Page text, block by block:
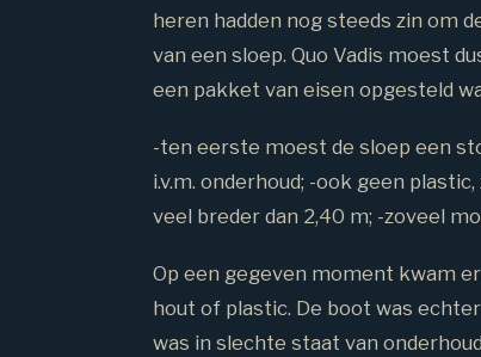
heren hadden nog steeds zin om
van een sloep. Quo Vadis moest
een pakket van eisen opgesteld
-ten eerste moest de sloep een
i.v.m. onderhoud; -ook geen
veel breder dan 2,40 m; -zoveel
Op een gegeven moment kwam
hout of plastic. De boot was
was in slechte staat van